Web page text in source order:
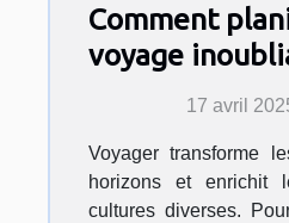
Comment
voyage
Astuces et
17 avril
Voyager transforme
horizons et enrichit
cultures diverses.